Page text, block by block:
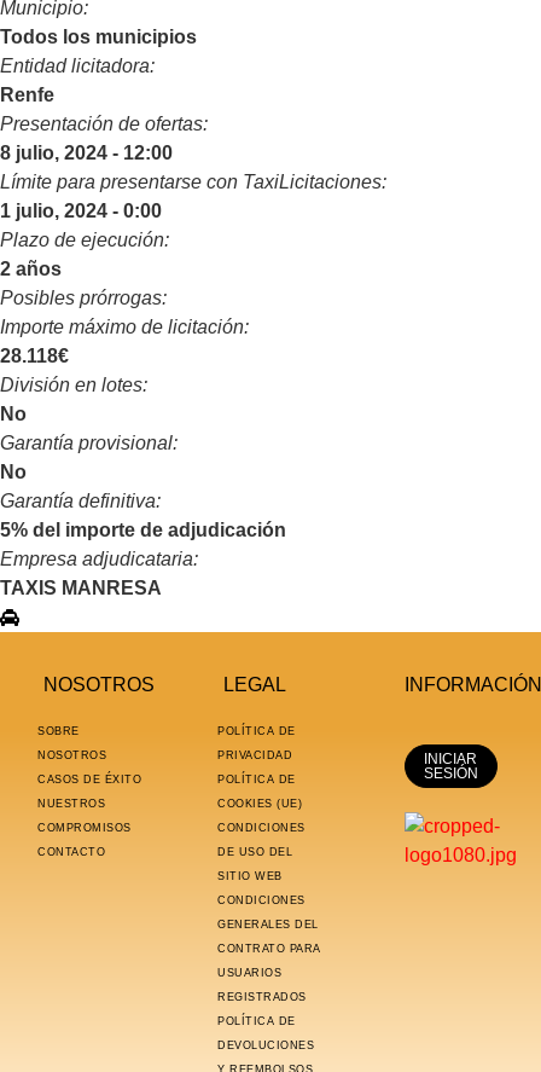
Municipio:
Todos los municipios
Entidad licitadora:
Renfe
Presentación de ofertas:
8 julio, 2024 - 12:00
Límite para presentarse con TaxiLicitaciones:
1 julio, 2024 - 0:00
Plazo de ejecución:
2 años
Posibles prórrogas:
Importe máximo de licitación:
28.118€
División en lotes:
No
Garantía provisional:
No
Garantía definitiva:
5% del importe de adjudicación
Empresa adjudicataria:
TAXIS MANRESA
NOSOTROS
SOBRE
NOSOTROS
CASOS DE ÉXITO
NUESTROS
COMPROMISOS
CONTACTO
LEGAL
POLÍTICA DE
PRIVACIDAD
POLÍTICA DE
COOKIES (UE)
CONDICIONES
DE USO DEL
SITIO WEB
CONDICIONES
GENERALES DEL
CONTRATO PARA
USUARIOS
REGISTRADOS
POLÍTICA DE
DEVOLUCIONES
Y REEMBOLSOS
INFORMACIÓN
INICIAR
SESIÓN